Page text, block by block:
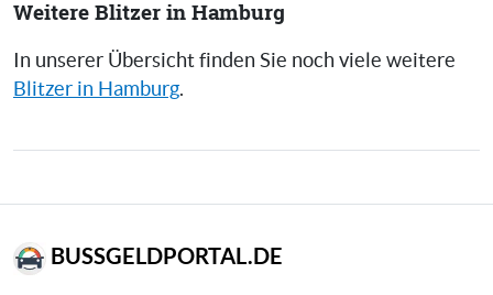
Weitere Blitzer in Hamburg
In unserer Übersicht finden Sie noch viele weitere
Blitzer in Hamburg.
BUSSGELDPORTAL.DE